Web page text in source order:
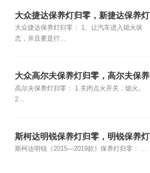
大众捷达保养灯归零，新捷达保养灯
怎么归零
大众捷达保养灯归零： 1、让汽车进入熄火状
态，并且要是拧...
大众高尔夫保养灯归零，高尔夫保养
灯怎么归零
高尔夫保养灯归零： 1.关闭点火开关，熄火。
2...
斯柯达明锐保养灯归零，明锐保养灯
怎么归零
斯柯达明锐（2015—2019款）保养灯归零： ...